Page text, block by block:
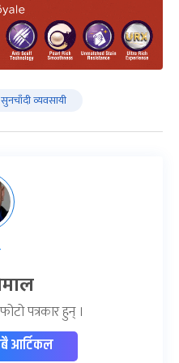
सुनचाँदी व्यवसायी
पत्रकार हुन् ।
आर्टिकल